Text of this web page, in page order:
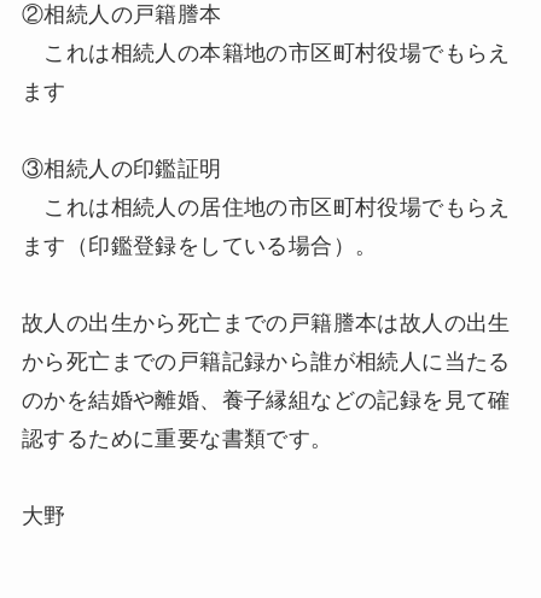
②相続人の戸籍謄本
これは相続人の本籍地の市区町村役場でもらえ
ます
③相続人の印鑑証明
これは相続人の居住地の市区町村役場でもらえ
ます（印鑑登録をしている場合）。
故人の出生から死亡までの戸籍謄本は故人の出生
から死亡までの戸籍記録から誰が相続人に当たる
のかを結婚や離婚、養子縁組などの記録を見て確
認するために重要な書類です。
大野